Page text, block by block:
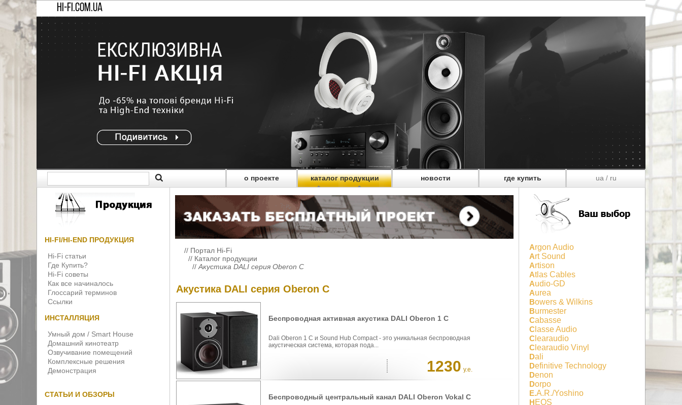
HI-FI.COM.UA
о проекте каталог продукции новости где купить ua/ ru
HI-FI/HI-END ПРОДУКЦИЯ
Hi-Fi статьи
Где Купить?
Hi-Fi советы
Как все начиналось
Глоссарий терминов
Ссылки
ИНСТАЛЛЯЦИЯ
Умный дом / Smart House
Домашний кинотеатр
Озвучивание помещений
Комплексные решения
Демонстрация
СТАТЬИ И ОБЗОРЫ
// Портал Hi-Fi
// Каталог продукции
// Акустика DALI серия Oberon С
Акустика DALI серия Oberon С
Беспроводная активная акустика DALI Oberon 1 C
Dali Oberon 1 C и Sound Hub Compact - это уникальная беспроводная
акустическая система, которая пода...
1230 у.е.
Беспроводный центральный канал DALI Oberon Vokal С
Argon Audio
Art Sound
Artison
Atlas Cables
Audio-GD
Aurea
Bowers & Wilkins
Burmester
Cabasse
Classe Audio
Clearaudio
Clearaudio Vinyl
Dali
Definitive Technology
Denon
Dorpo
E.A.R./Yoshino
HEOS